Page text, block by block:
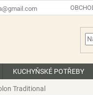
KUCHYŇSKÉ POTŘEBY
Traditional